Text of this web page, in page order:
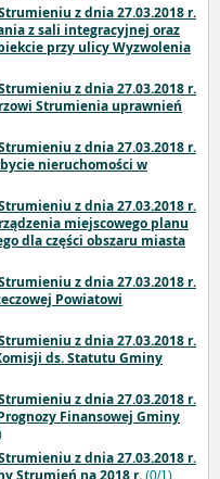
z dnia 27.03.2018 r.
z sali integracyjnej oraz
przy ulicy Wyzwolenia
z dnia 27.03.2018 r.
Strumienia uprawnień
z dnia 27.03.2018 r.
nieruchomości w
z dnia 27.03.2018 r.
miejscowego planu
dla części obszaru miasta
z dnia 27.03.2018 r.
Powiatowi
z dnia 27.03.2018 r.
ds. Statutu Gminy
z dnia 27.03.2018 r.
Finansowej Gminy
z dnia 27.03.2018 r.